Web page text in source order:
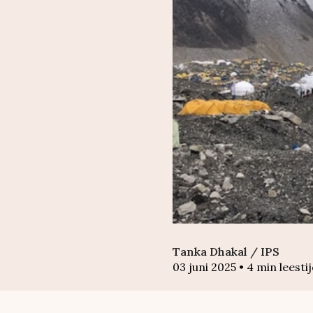
Tanka Dhakal / IPS
03 juni 2025 • 4 min